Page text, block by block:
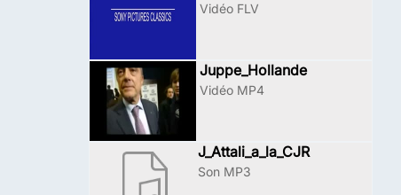
Vidéo FLV
Juppe_Hollande
Vidéo MP4
J_Attali_a_la_CJR
Son MP3